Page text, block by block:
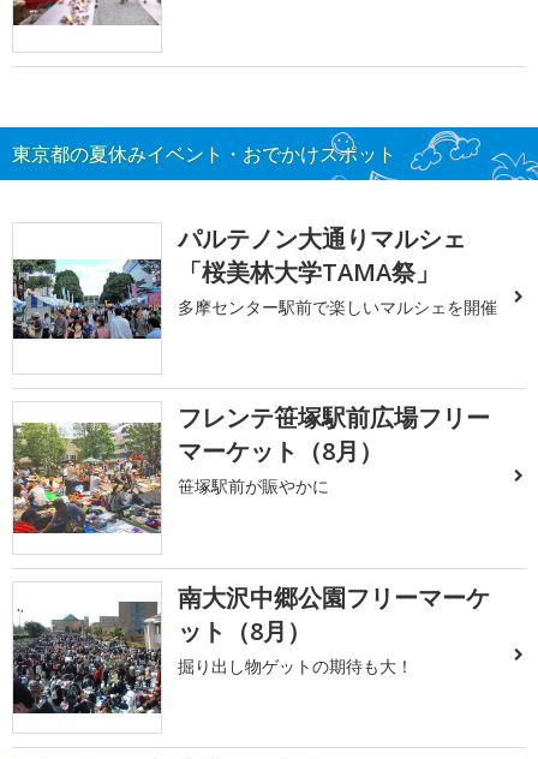
東京都の夏休みイベント・おでかけスポット
パルテノン大通りマルシェ
「桜美林大学TAMA祭」
多摩センター駅前で楽しいマルシェを開催
フレンテ笹塚駅前広場フリー
マーケット（8月）
笹塚駅前が賑やかに
南大沢中郷公園フリーマーケ
ット（8月）
掘り出し物ゲットの期待も大！